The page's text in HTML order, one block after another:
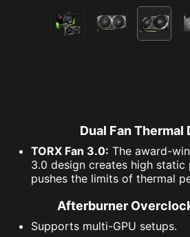
Dual Fan Thermal
TORX Fan 3.0: The award-
3.0 design creates high static
pushes the limits of thermal
Afterburner
Supports multi-GPU setups.